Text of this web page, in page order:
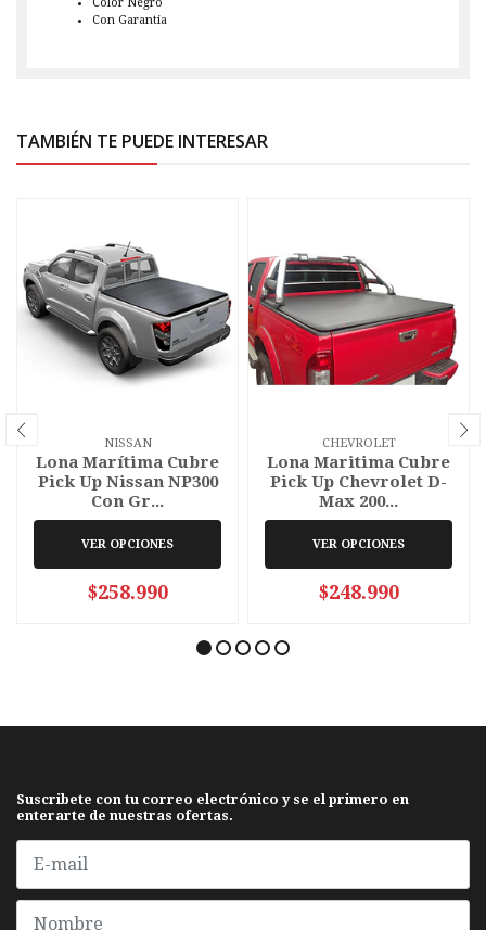
Color Negro
Con Garantia
TAMBIÉN TE PUEDE INTERESAR
NISSAN
Lona Marítima Cubre
Pick Up Nissan NP300
Con Gr...
VER OPCIONES
$258.990
CHEVROLET
Lona Maritima Cubre
Pick Up Chevrolet D-
Max 200...
VER OPCIONES
$248.990
Suscribete con tu correo electrónico y se el primero en
enterarte de nuestras ofertas.